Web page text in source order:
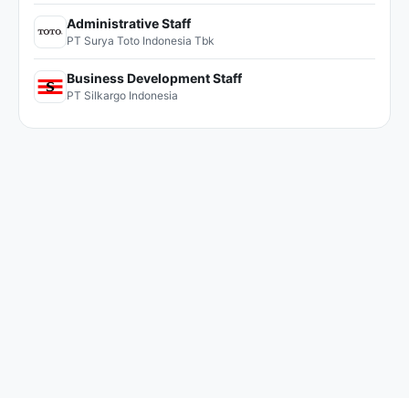
Administrative Staff
PT Surya Toto Indonesia Tbk
Business Development Staff
PT Silkargo Indonesia